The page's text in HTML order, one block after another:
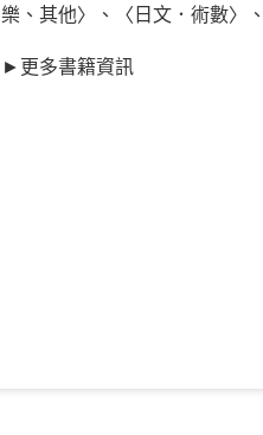
樂、其他〉、〈日文．術數〉
► 更多書籍資訊